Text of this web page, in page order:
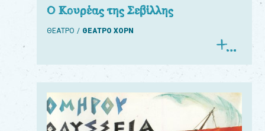
Ο Κουρέας της Σεβίλλης
ΘΕΑΤΡΟ ΘΕΑΤΡΟ ΧΟΡΝ